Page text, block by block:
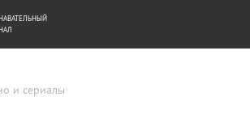
и сериалы
ДЕНЬГИ